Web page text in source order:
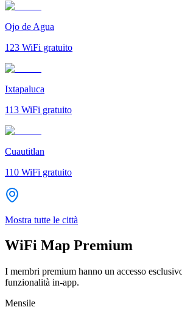
Ojo de Agua
123 WiFi gratuito
Ixtapaluca
113 WiFi gratuito
Cuautitlan
110 WiFi gratuito
Mostra tutte le città
WiFi Map Premium
I membri premium hanno un accesso
funzionalità in-app.
Mensile